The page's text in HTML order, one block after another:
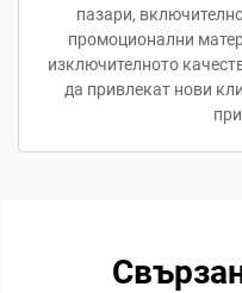
пазари,
промоционални
изключителното
да привлекат нови